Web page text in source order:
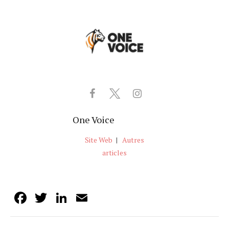
One Voice
Site Web | Autres
articles
Facebook
TwitterLinkedIn